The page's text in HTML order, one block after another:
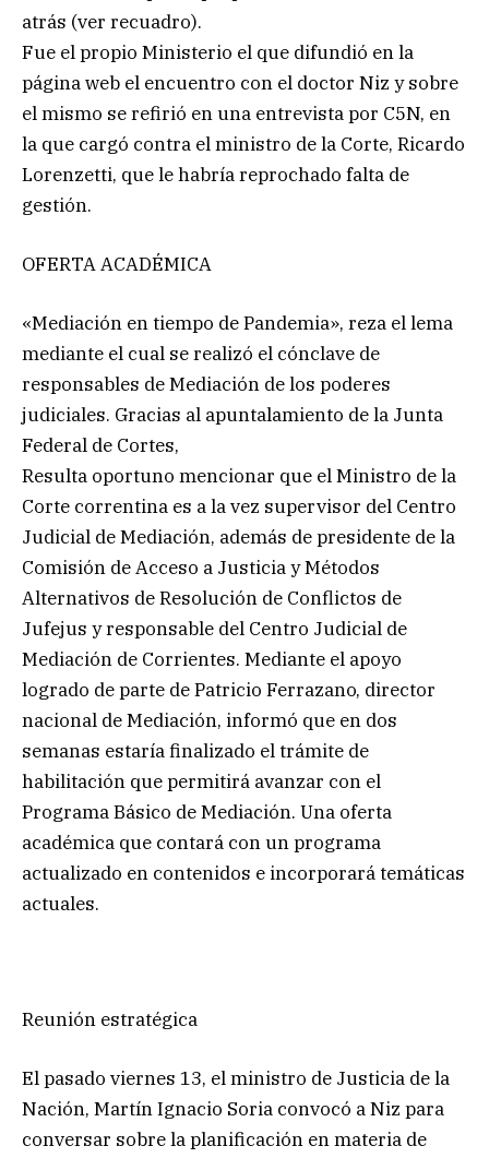
atrás (ver recuadro).
Fue el propio Ministerio el que difundió en la
página web el encuentro con el doctor Niz y sobre
el mismo se refirió en una entrevista por C5N, en
la que cargó contra el ministro de la Corte, Ricardo
Lorenzetti, que le habría reprochado falta de
gestión.
OFERTA ACADÉMICA
«Mediación en tiempo de Pandemia», reza el lema
mediante el cual se realizó el cónclave de
responsables de Mediación de los poderes
judiciales. Gracias al apuntalamiento de la Junta
Federal de Cortes,
Resulta oportuno mencionar que el Ministro de la
Corte correntina es a la vez supervisor del Centro
Judicial de Mediación, además de presidente de la
Comisión de Acceso a Justicia y Métodos
Alternativos de Resolución de Conflictos de
Jufejus y responsable del Centro Judicial de
Mediación de Corrientes. Mediante el apoyo
logrado de parte de Patricio Ferrazano, director
nacional de Mediación, informó que en dos
semanas estaría finalizado el trámite de
habilitación que permitirá avanzar con el
Programa Básico de Mediación. Una oferta
académica que contará con un programa
actualizado en contenidos e incorporará temáticas
actuales.
Reunión estratégica
El pasado viernes 13, el ministro de Justicia de la
Nación, Martín Ignacio Soria convocó a Niz para
conversar sobre la planificación en materia de